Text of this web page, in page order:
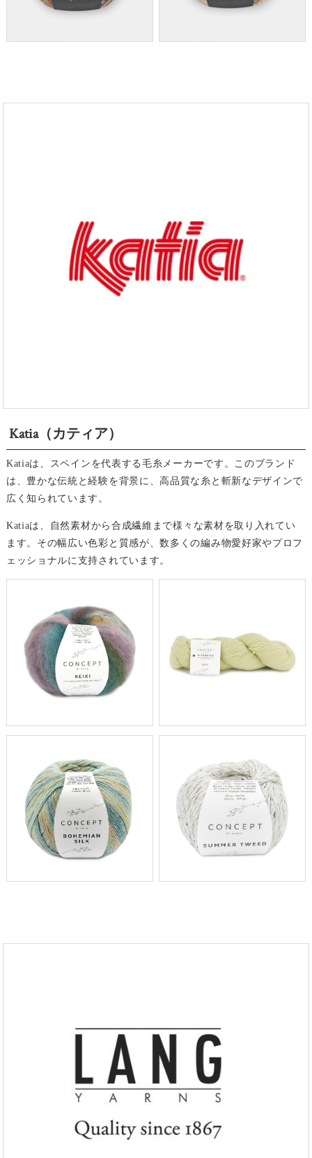
Katia（カティア）
Katiaは、スペインを代表する毛糸メーカーです。このブランド
は、豊かな伝統と経験を背景に、高品質な糸と斬新なデザインで
広く知られています。
Katiaは、自然素材から合成繊維まで様々な素材を取り入れてい
ます。その幅広い色彩と質感が、数多くの編み物愛好家やプロフ
ェッショナルに支持されています。